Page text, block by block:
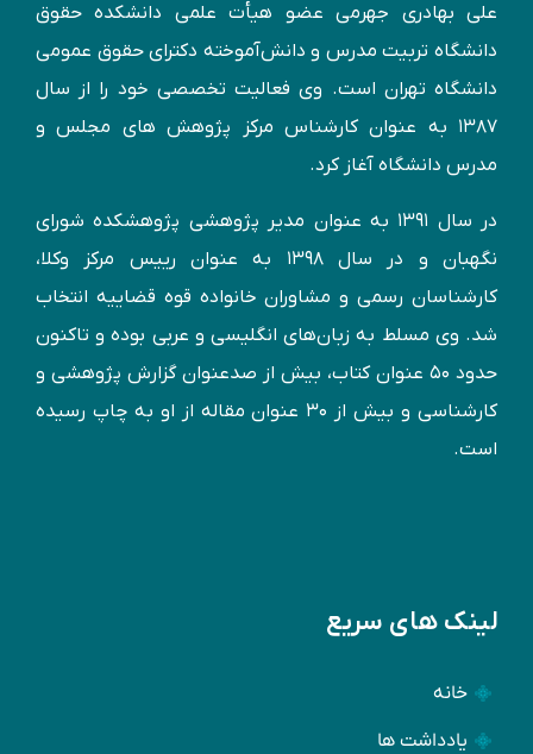
علی بهادری جهرمی عضو هیأت علمی دانشکده حقوق
دانشگاه تربیت مدرس و دانش‌آموخته دكترای حقوق عمومی
دانشگاه تهران است. وی فعالیت تخصصی خود را از سال
۱۳۸۷ به عنوان کارشناس مركز پژوهش های مجلس و
مدرس دانشگاه آغاز کرد.
در سال ۱۳۹۱ به عنوان مدير پژوهشی پژوهشكده شورای
نگهبان و در سال ۱۳۹۸ به عنوان رییس مرکز وکلا،
کارشناسان رسمی و مشاوران خانواده قوه قضاییه انتخاب
شد. وی مسلط به زبان‌های انگليسی و عربی بوده و تاكنون
حدود ۵۰ عنوان كتاب، بیش از صدعنوان گزارش پژوهشی و
کارشناسی و بيش از ۳۰ عنوان مقاله از او به چاپ رسيده
است.
لینک های سریع
خانه
یادداشت ها